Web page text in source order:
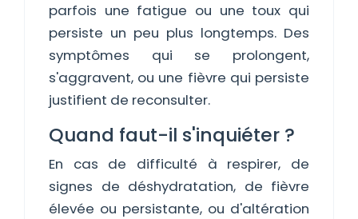
parfois une fatigue ou une toux qui
persiste un peu plus longtemps. Des
symptômes qui se prolongent,
s'aggravent, ou une fièvre qui persiste
justifient de reconsulter.
Quand faut-il s'inquiéter ?
En cas de difficulté à respirer, de
signes de déshydratation, de fièvre
élevée ou persistante, ou d'altération